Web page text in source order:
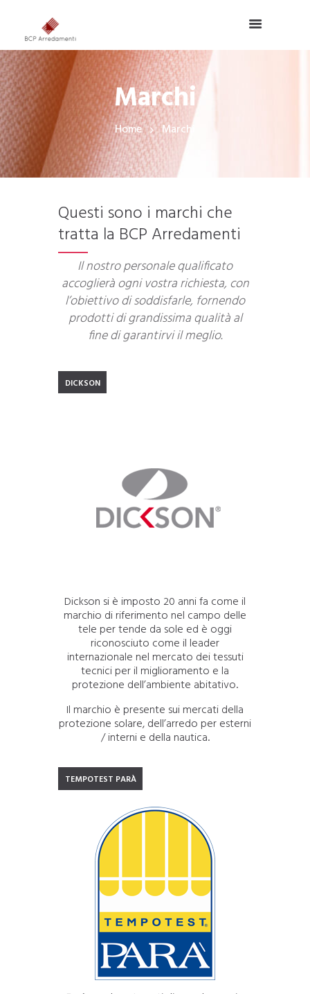
Marchi
Home Marchi
Questi sono i marchi che
tratta la BCP Arredamenti
Il nostro personale qualificato
accoglierà ogni vostra richiesta, con
l’obiettivo di soddisfarle, fornendo
prodotti di grandissima qualità al
fine di garantirvi il meglio.
DICKSON
Dickson si è imposto 20 anni fa come il
marchio di riferimento nel campo delle
tele per tende da sole ed è oggi
riconosciuto come il leader
internazionale nel mercato dei tessuti
tecnici per il miglioramento e la
protezione dell’ambiente abitativo.
Il marchio è presente sui mercati della
protezione solare, dell’arredo per esterni
/ interni e della nautica.
TEMPOTEST PARÀ